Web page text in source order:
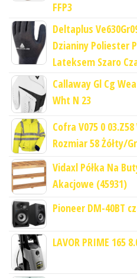
FFP3
Deltaplus
Dzianiny Poliester
Lateksem Szaro
Callaway Gl Cg
Wht N 23
Cofra V075 0
Rozmiar 58 Żółty/
Vidaxl Półka Na
Akacjowe (45931)
Pioneer DM-40BT
LAVOR PRIME 165